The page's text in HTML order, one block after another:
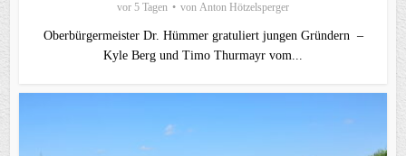
vor 5 Tagen von Anton Hötzelsperger
Oberbürgermeister Dr. Hümmer gratuliert jungen Gründern –
Kyle Berg und Timo Thurmayr vom...